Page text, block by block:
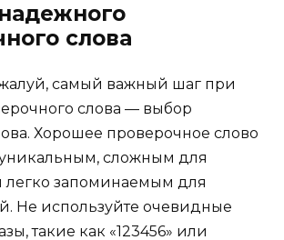
слова
самый важный шаг при
слова — выбор
Хорошее проверочное слово
сложным для
легко запоминаемым для
Не используйте очевидные
такие как «123456» или